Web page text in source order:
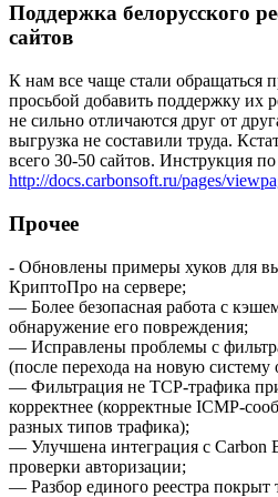
Поддержка белорусского
сайтов
К нам все чаще стали обращаться
просьбой добавить поддержку их
не сильно отличаются друг от
выгрузка не составили труда.
всего 30-50 сайтов. Инструкция
http://docs.carbonsoft.ru/pages/
Прочее
- Обновлены примеры хуков для
КриптоПро на сервере;
— Более безопасная работа с
обнаружение его повреждения;
— Исправлены проблемы с
(после перехода на новую систему
— Фильтрация не TCP-трафика
корректнее (корректные ICMP-
разных типов трафика);
— Улучшена интеграция с Carbon
проверки авторизации;
— Разбор единого реестра покрыт